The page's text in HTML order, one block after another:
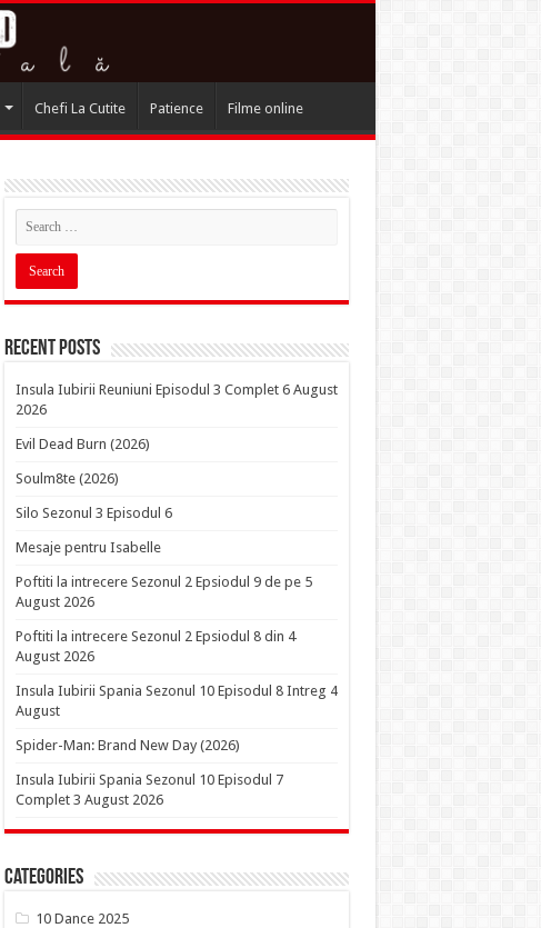
Chefi La Cutite Patience Filme online
Recent Posts
Insula Iubirii Reuniuni Episodul 3 Complet 6 August
2026
Evil Dead Burn (2026)
Soulm8te (2026)
Silo Sezonul 3 Episodul 6
Mesaje pentru Isabelle
Poftiti la intrecere Sezonul 2 Epsiodul 9 de pe 5
August 2026
Poftiti la intrecere Sezonul 2 Epsiodul 8 din 4
August 2026
Insula Iubirii Spania Sezonul 10 Episodul 8 Intreg 4
August
Spider-Man: Brand New Day (2026)
Insula Iubirii Spania Sezonul 10 Episodul 7
Complet 3 August 2026
Categories
10 Dance 2025